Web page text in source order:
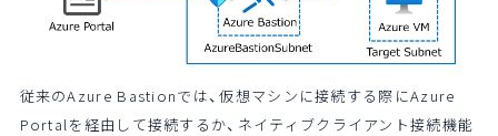
従来のAzure Bastionでは、仮想マシンに接続する際にAzure
Portalを経由して接続するか、ネイティブクライアント接続機能